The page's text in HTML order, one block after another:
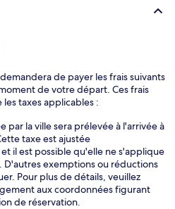
de payer les frais suivants
de votre départ. Ces frais
taxes applicables :
par la ville sera prélevée à l'arrivée à
taxe est ajustée
il est possible qu'elle ne s'applique
D'autres exemptions ou réductions
Pour plus de détails, veuillez
aux coordonnées figurant
de réservation.